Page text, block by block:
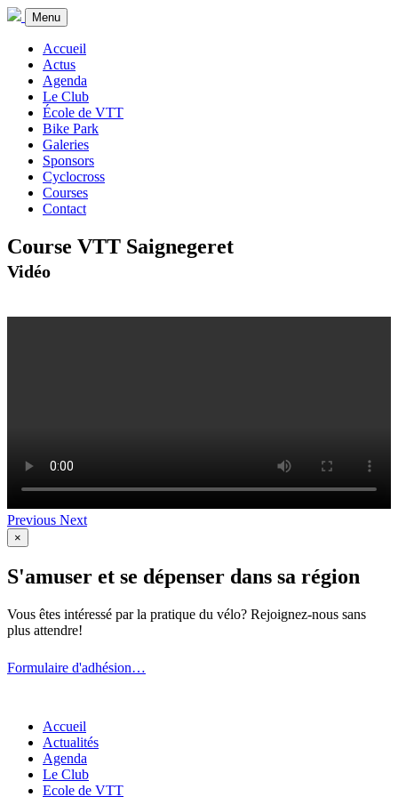
Menu
Accueil
Actus
Agenda
Le Club
École de VTT
Bike Park
Galeries
Sponsors
Cyclocross
Courses
Contact
Course VTT Saignegeret
Vidéo
Previous Next
×
S'amuser et se dépenser dans sa région
Vous êtes intéressé par la pratique du vélo? Rejoignez-nous sans
plus attendre!
Formulaire d'adhésion…
Accueil
Actualités
Agenda
Le Club
Ecole de VTT